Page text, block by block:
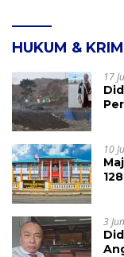
HUKUM &
17
10
3